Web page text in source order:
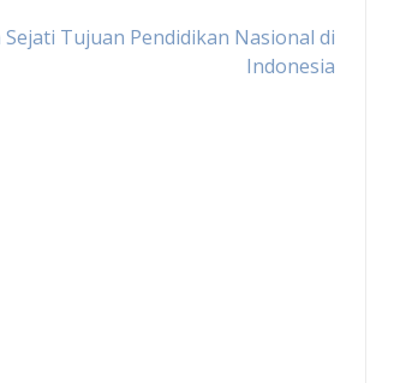
Tujuan Pendidikan Nasional di
Indonesia